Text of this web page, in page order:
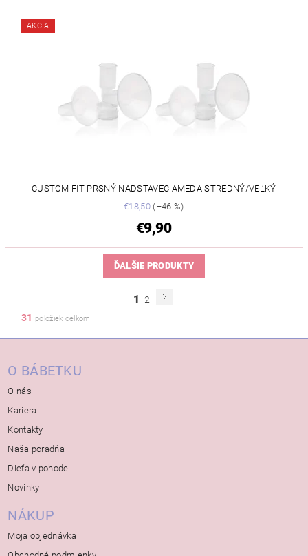
AKCIA
CUSTOM FIT PRSNÝ NADSTAVEC AMEDA STREDNÝ/VEĽKÝ
€18,50(–46 %)
€9,90
ĎALŠIE PRODUKTY
1 2
31 položiek celkom
O BÁBETKU
O nás
Kariera
Kontakty
Naša poradňa
Dieťa v pohode
Novinky
NÁKUP
Moja objednávka